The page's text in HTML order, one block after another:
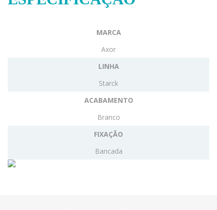
MARCA
Axor
LINHA
Starck
ACABAMENTO
Branco
FIXAÇÃO
Bancada